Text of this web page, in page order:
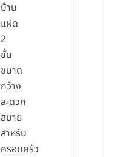
บ้าน
แฝด
2
ชั้น
ขนาด
กว้าง
สะดวก
สบาย
สำหรับ
ครอบครัว